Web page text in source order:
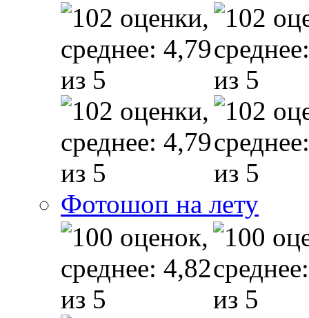
Фотошоп на лету